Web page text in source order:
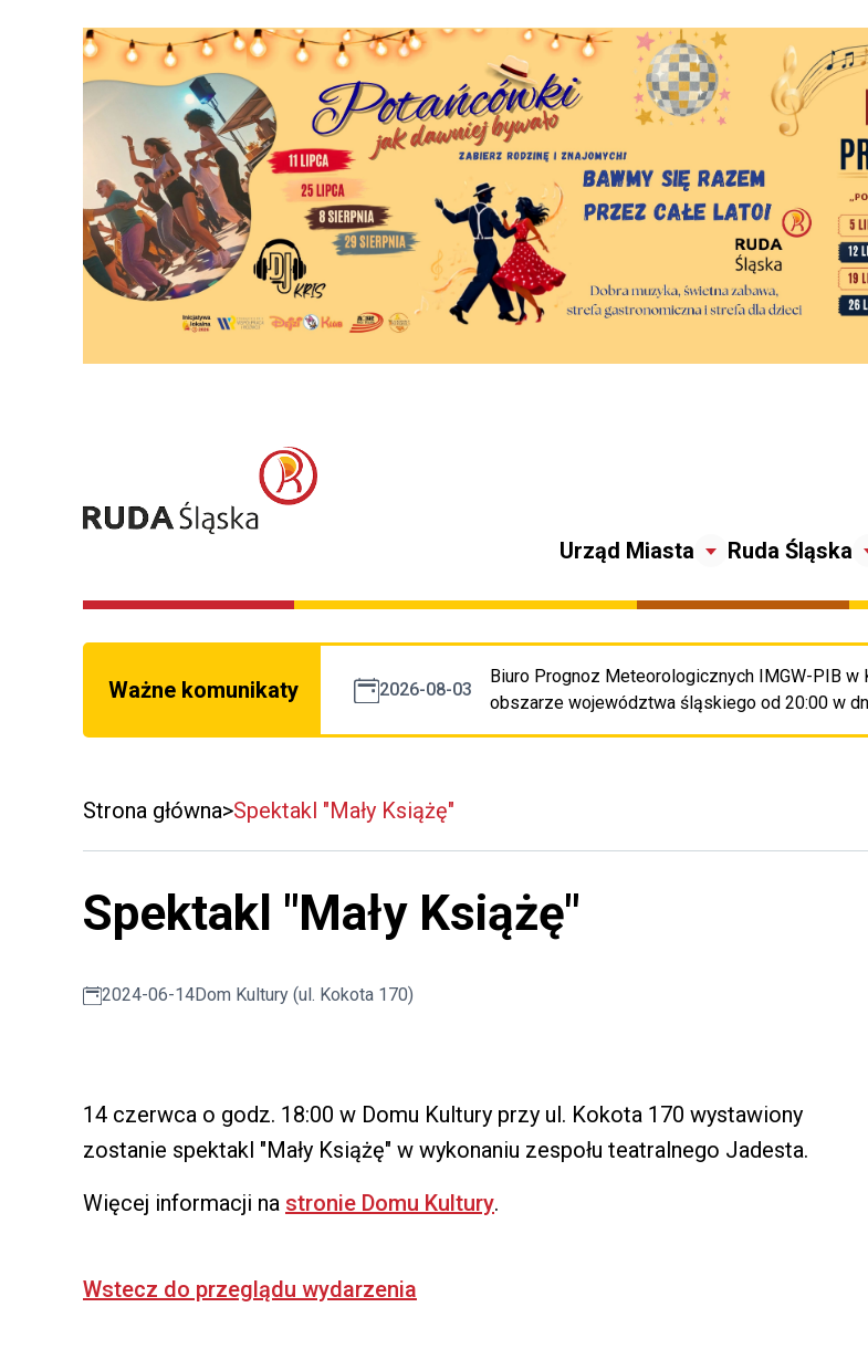
Urząd Miasta Ruda Śląska
Ważne komunikaty 2026-08-03
Biuro Prognoz Meteorologicznych IMGW-PIB w
obszarze województwa śląskiego od 20:00 w
Strona główna Spektakl "Mały Książę"
Spektakl "Mały Książę"
2024-06-14Dom Kultury (ul. Kokota 170)
14 czerwca o godz. 18:00 w Domu Kultury przy ul. Kokota 170 wystawiony
zostanie spektakl "Mały Książę" w wykonaniu zespołu teatralnego Jadesta.
Więcej informacji na stronie Domu Kultury.
Wstecz do przeglądu wydarzenia